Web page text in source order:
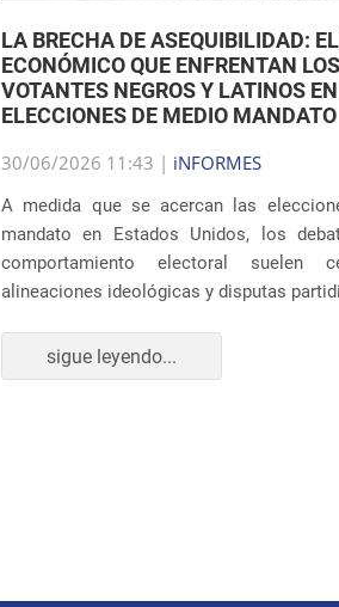
LA BRECHA DE ASEQUIBILIDAD:
ECONÓMICO QUE ENFRENTAN LOS
VOTANTES NEGROS Y LATINOS
ELECCIONES DE MEDIO MANDATO
30/06/2026 11:43 | iNFORMES
A medida que se acercan las
mandato en Estados Unidos, los
comportamiento electoral suelen
alineaciones ideológicas y disputas
sigue leyendo...